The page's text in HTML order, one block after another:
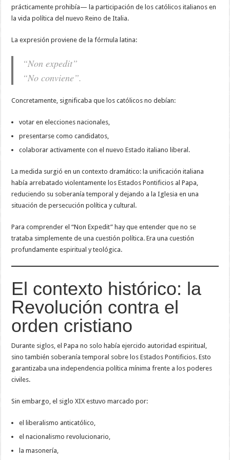
prácticamente prohibía— la participación de los católicos italianos en
la vida política del nuevo Reino de Italia.
La expresión proviene de la fórmula latina:
“Non expedit”
“No conviene”.
Concretamente, significaba que los católicos no debían:
votar en elecciones nacionales,
presentarse como candidatos,
colaborar activamente con el nuevo Estado italiano liberal.
La medida surgió en un contexto dramático: la unificación italiana
había arrebatado violentamente los Estados Pontificios al Papa,
reduciendo su soberanía temporal y dejando a la Iglesia en una
situación de persecución política y cultural.
Para comprender el “Non Expedit” hay que entender que no se
trataba simplemente de una cuestión política. Era una cuestión
profundamente espiritual y teológica.
El contexto histórico: la
Revolución contra el
orden cristiano
Durante siglos, el Papa no solo había ejercido autoridad espiritual,
sino también soberanía temporal sobre los Estados Pontificios. Esto
garantizaba una independencia política mínima frente a los poderes
civiles.
Sin embargo, el siglo XIX estuvo marcado por:
el liberalismo anticatólico,
el nacionalismo revolucionario,
la masonería,